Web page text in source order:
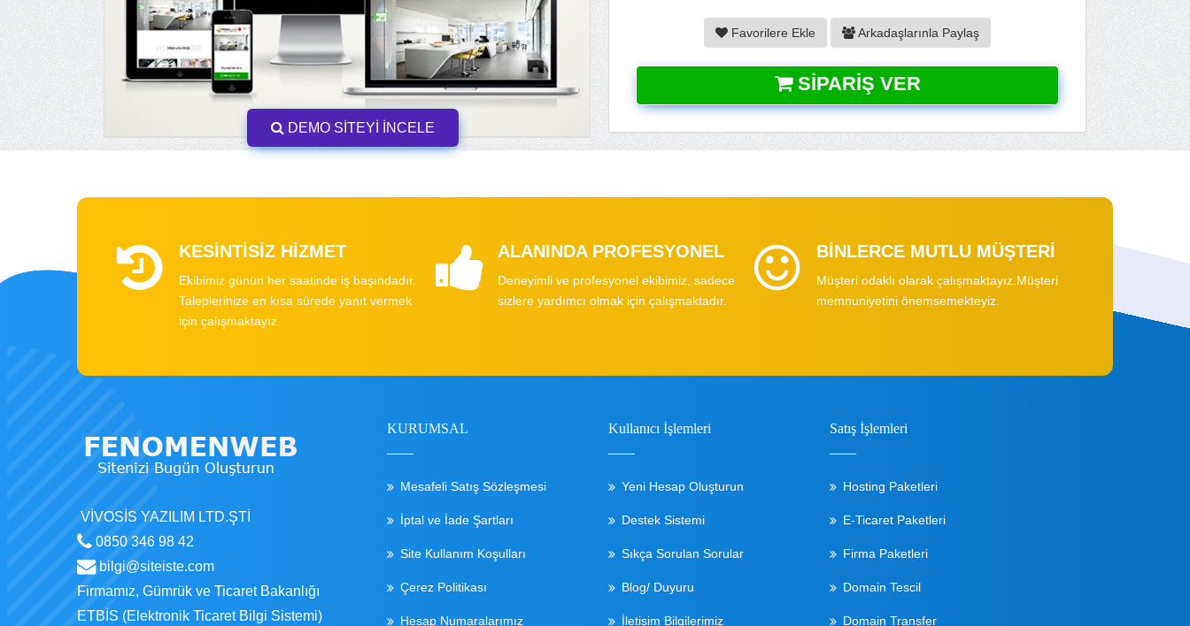
DEMO SİTEYİ İNCELE
Favorilere Ekle Arkadaşlarınla Paylaş
SIPARIŞ VER
KESİNTİSİZ HİZMET
Ekibimiz günün her saatinde iş başındadır.
Taleplerinize en kısa sürede yanıt vermek
için çalışmaktayız.
ALANINDA PROFESYONEL
Deneyimli ve profesyonel ekibimiz, sadece
sizlere yardımcı olmak için çalışmaktadır.
BİNLERCE MUTLU MÜŞTERİ
Müşteri odaklı olarak çalışmaktayız.Müşteri
memnuniyetini önemsemekteyiz.
VİVOSİS YAZILIM LTD.ŞTİ
0850 346 98 42
bilgi@siteiste.com
Firmamız, Gümrük ve Ticaret Bakanlığı
ETBİS (Elektronik Ticaret Bilgi Sistemi)
KURUMSAL
Mesafeli Satış Sözleşmesi
İptal ve İade Şartları
Site Kullanım Koşulları
Çerez Politikası
Hesap Numaralarımız
Kullanıcı İşlemleri
Yeni Hesap Oluşturun
Destek Sistemi
Sıkça Sorulan Sorular
Blog/ Duyuru
İletişim Bilgilerimiz
Satış İşlemleri
Hosting Paketleri
E-Ticaret Paketleri
Firma Paketleri
Domain Tescil
Domain Transfer